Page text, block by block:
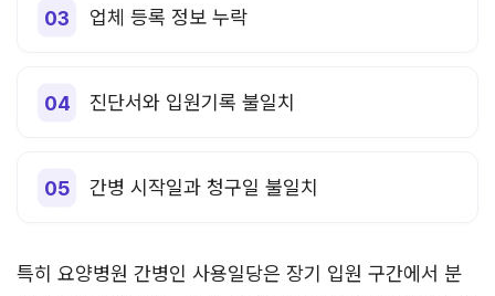
업체 등록 정보 누락
진단서와 입원기록 불일치
간병 시작일과 청구일 불일치
특히 요양병원 간병인 사용일당은 장기 입원 구간에서 분